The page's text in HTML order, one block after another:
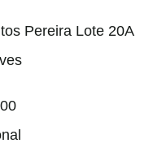
Pereira Lote 20A